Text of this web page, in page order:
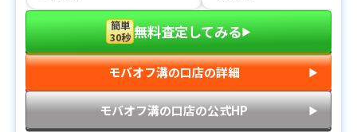
簡単
30秒 無料査定してみる▶︎
モバオフ溝の口店の詳細 ▶︎
モバオフ溝の口店の公式HP ▶︎